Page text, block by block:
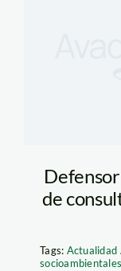
de
Tags: Actualidad